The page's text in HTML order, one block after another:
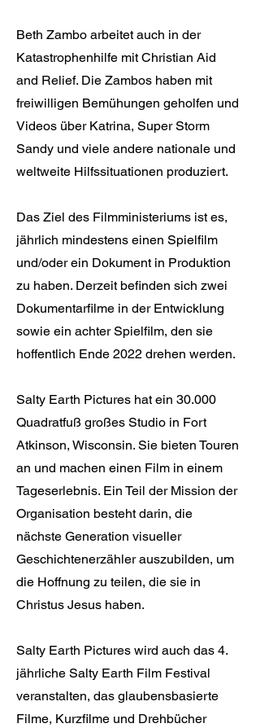
Beth Zambo arbeitet auch in der
Katastrophenhilfe mit Christian Aid
and Relief. Die Zambos haben mit
freiwilligen Bemühungen geholfen und
Videos über Katrina, Super Storm
Sandy und viele andere nationale und
weltweite Hilfssituationen produziert.
Das Ziel des Filmministeriums ist es,
jährlich mindestens einen Spielfilm
und/oder ein Dokument in Produktion
zu haben. Derzeit befinden sich zwei
Dokumentarfilme in der Entwicklung
sowie ein achter Spielfilm, den sie
hoffentlich Ende 2022 drehen werden.
Salty Earth Pictures hat ein 30.000
Quadratfuß großes Studio in Fort
Atkinson, Wisconsin. Sie bieten Touren
an und machen einen Film in einem
Tageserlebnis. Ein Teil der Mission der
Organisation besteht darin, die
nächste Generation visueller
Geschichtenerzähler auszubilden, um
die Hoffnung zu teilen, die sie in
Christus Jesus haben.
Salty Earth Pictures wird auch das 4.
jährliche Salty Earth Film Festival
veranstalten, das glaubensbasierte
Filme, Kurzfilme und Drehbücher